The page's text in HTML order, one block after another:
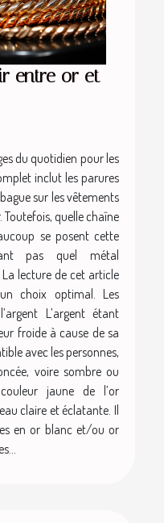
entre or et
du quotidien pour les
inclut les parures
sur les vêtements
Toutefois, quelle chaîne
se posent cette
pas quel métal
lecture de cet article
choix optimal. Les
L’argent étant
froide à cause de sa
avec les personnes,
voire sombre ou
jaune de l’or
claire et éclatante. Il
en or blanc et/ou or